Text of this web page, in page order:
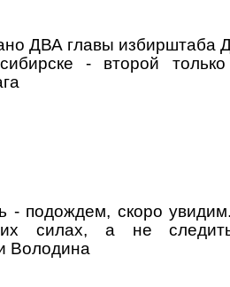
ДВА главы избирштаба
- второй
- подождем, скоро
силах, а не
Володина